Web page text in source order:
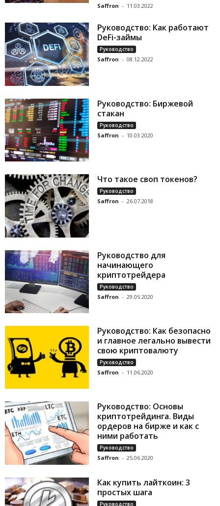
Saffron - 11.03.2022
Руководство: Как работают
DeFi-займы
Руководство
Saffron - 08.12.2022
Руководство: Биржевой
стакан
Руководство
Saffron - 10.03.2020
Что такое своп токенов?
Руководство
Saffron - 26.07.2018
Руководство для
начинающего
криптотрейдера
Руководство
Saffron - 29.05.2020
Руководство: Как безопасно
и главное легально вывести
свою криптовалюту
Руководство
Saffron - 11.06.2020
Руководство: Основы
криптотрейдинга. Виды
ордеров на бирже и как с
ними работать
Руководство
Saffron - 25.06.2020
Как купить лайткоин: 3
простых шага
Руководство